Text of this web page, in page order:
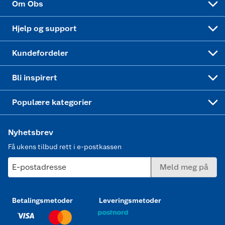
Om Obs
Hjelp og support
Kundefordeler
Bli inspirert
Populære kategorier
Nyhetsbrev
Få ukens tilbud rett i e-postkassen
E-postadresse Meld meg på
Betalingsmetoder Leveringsmetoder